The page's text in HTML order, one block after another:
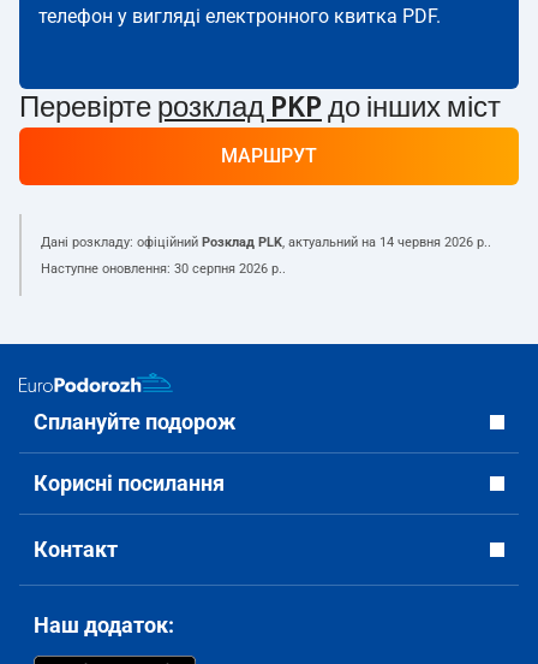
телефон у вигляді електронного квитка PDF.
Перевірте розклад PKP до інших міст
МАРШРУТ
Дані розкладу: офіційний Розклад PLK, актуальний на 14 червня 2026 р..
Наступне оновлення: 30 серпня 2026 р..
Сплануйте подорож
Корисні посилання
Контакт
Наш додаток: